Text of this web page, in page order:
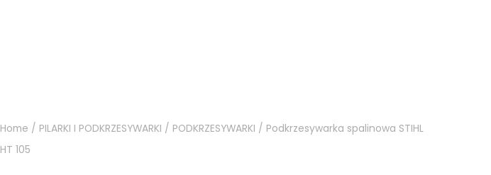
Home / PILARKI I PODKRZESYWARKI / PODKRZESYWARKI / Podkrzesywarka spalinowa STIHL
HT 105